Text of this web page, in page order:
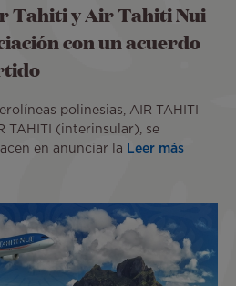
Tahiti y Air Tahiti Nui
con un acuerdo
polinesias, AIR TAHITI
TAHITI (interinsular), se
en anunciar la
Leer más